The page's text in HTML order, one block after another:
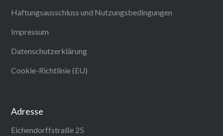
Haftungsausschluss und Nutzungsbedingungen
Impressum
Datenschutzerklärung
Cookie-Richtlinie (EU)
Adresse
Eichendorffstraße 25